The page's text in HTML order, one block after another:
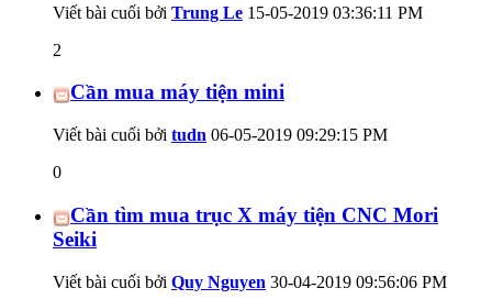
Viết bài cuối bởi Trung Le 15-05-2019 03:36:11 PM
2
Cần mua máy tiện mini
Viết bài cuối bởi tudn 06-05-2019 09:29:15 PM
0
Cần tìm mua trục X máy tiện CNC Mori
Seiki
Viết bài cuối bởi Quy Nguyen 30-04-2019 09:56:06 PM